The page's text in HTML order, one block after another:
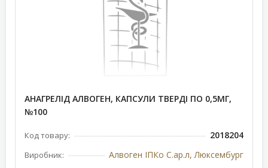
АНАГРЕЛІД АЛВОГЕН, КАПСУЛИ ТВЕРДІ ПО 0,5МГ,
№100
Код товару: 2018204
Виробник: Алвоген ІПКо С.ар.л, Люксембург